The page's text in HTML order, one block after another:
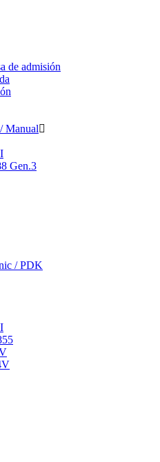
de admisión
Manual
Gen.3
/ PDK